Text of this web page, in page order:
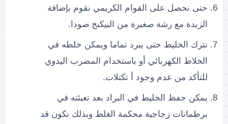
حتى نحصل على القوام الكريمي نقوم بإضافة
الزبدة مع رشة صغيرة من البيكنج صودا.
نترك الخليط حتى يبرد تماما ويمكن خلطه في
الخلاط الكهربائي أو باستخدام المضرب اليدوي
للتأكد من عدم وجود أ تكتلات.
يمكن حفظ الخليط في البراد بعد تعبئته في
برطمانات زجاجية محكمة الغلط وبذلك نكون قد